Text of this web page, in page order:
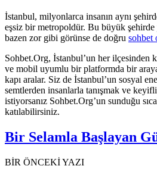
İstanbul, milyonlarca insanın aynı
eşsiz bir metropoldür. Bu büyük şehirde
bazen zor gibi görünse de doğru sohbet
Sohbet.Org, İstanbul’un her ilçesinden
ve mobil uyumlu bir platformda bir
kapı aralar. Siz de İstanbul’un sosyal
semtlerden insanlarla tanışmak ve
istiyorsanız Sohbet.Org’un sunduğu
katılabilirsiniz.
Bir Selamla Başlayan
BİR ÖNCEKİ YAZI